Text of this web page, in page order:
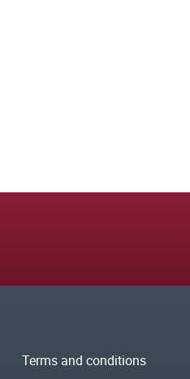
Terms and conditions